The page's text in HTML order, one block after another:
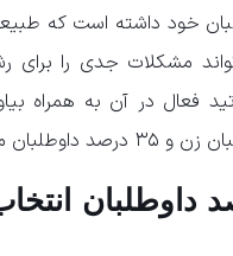
خود داشته است که
مشکلات جدی را برای
فعال در آن به همراه
درصد داوطلبان